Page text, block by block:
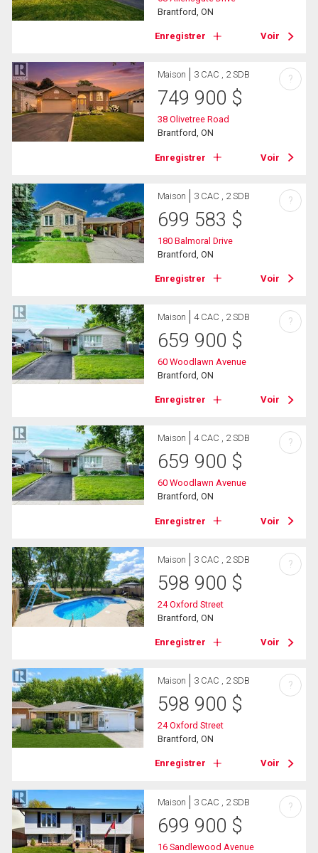
Brantford, ON
Enregistrer Voir
Maison 3 CAC , 2 SDB
749 900 $
38 Olivetree Road
Brantford, ON
Enregistrer Voir
?
Maison 3 CAC , 2 SDB
699 583 $
180 Balmoral Drive
Brantford, ON
Enregistrer Voir
?
Maison 4 CAC , 2 SDB
659 900 $
60 Woodlawn Avenue
Brantford, ON
Enregistrer Voir
?
Maison 4 CAC , 2 SDB
659 900 $
60 Woodlawn Avenue
Brantford, ON
Enregistrer Voir
?
Maison 3 CAC , 2 SDB
598 900 $
24 Oxford Street
Brantford, ON
Enregistrer Voir
?
Maison 3 CAC , 2 SDB
598 900 $
24 Oxford Street
Brantford, ON
Enregistrer Voir
?
Maison 3 CAC , 2 SDB
699 900 $
16 Sandlewood Avenue
?